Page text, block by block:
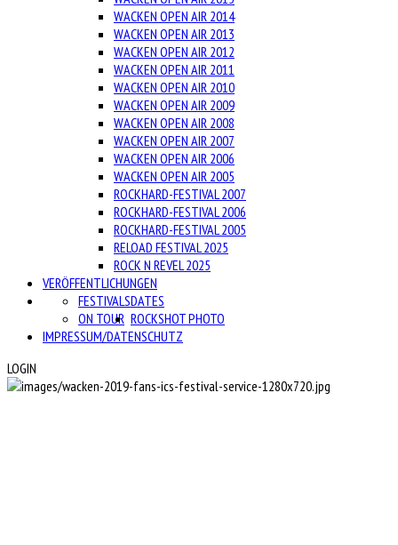
WACKEN OPEN AIR 2014
WACKEN OPEN AIR 2013
WACKEN OPEN AIR 2012
WACKEN OPEN AIR 2011
WACKEN OPEN AIR 2010
WACKEN OPEN AIR 2009
WACKEN OPEN AIR 2008
WACKEN OPEN AIR 2007
WACKEN OPEN AIR 2006
WACKEN OPEN AIR 2005
ROCKHARD-FESTIVAL 2007
ROCKHARD-FESTIVAL 2006
ROCKHARD-FESTIVAL 2005
RELOAD FESTIVAL 2025
ROCK N REVEL 2025
VERÖFFENTLICHUNGEN
DATES
FESTIVALS
ON TOUR ROCKSHOT PHOTO
IMPRESSUM/DATENSCHUTZ
LOGIN